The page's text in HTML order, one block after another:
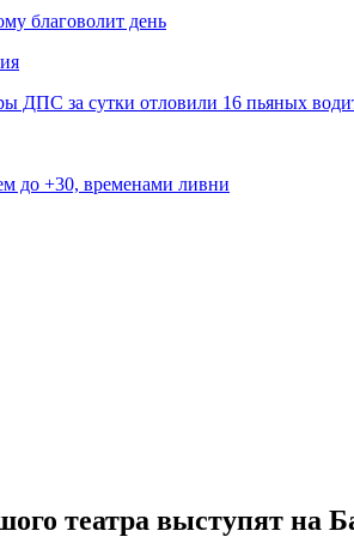
благоволит день
ДПС за сутки отловили 16 пьяных
до +30, временами ливни
театра выступят на